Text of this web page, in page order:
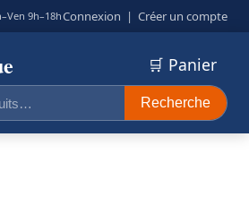
9h–18hConnexion | Créer un compte
Recherche
🛒 Panier